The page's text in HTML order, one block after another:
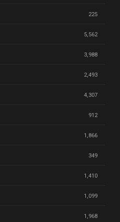
225
5,562
3,988
2,493
4,307
912
1,866
349
1,410
1,099
1,968